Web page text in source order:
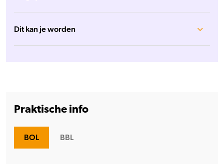
Dit kan je worden
Praktische info
BOL BBL